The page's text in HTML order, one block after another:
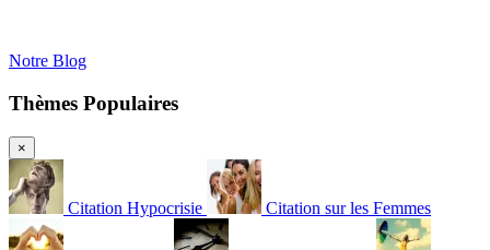
Notre Blog
Thèmes Populaires
×
Citation Hypocrisie Citation sur les Femmes